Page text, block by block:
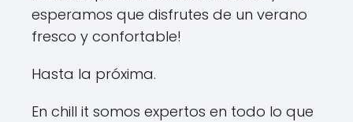
esperamos que disfrutes de un verano
fresco y confortable!
Hasta la próxima.
En chill it somos expertos en todo lo que